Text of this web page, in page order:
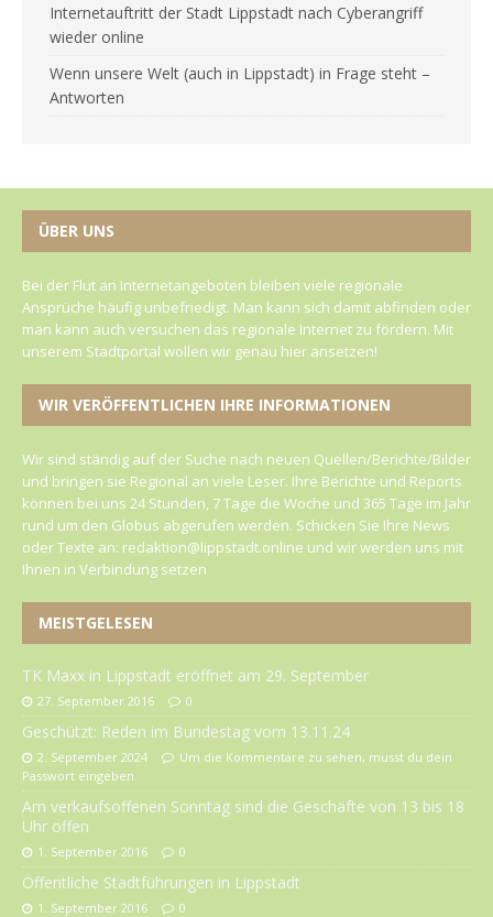
Internetauftritt der Stadt Lippstadt nach Cyberangriff
wieder online
Wenn unsere Welt (auch in Lippstadt) in Frage steht –
Antworten
ÜBER UNS
Bei der Flut an Internetangeboten bleiben viele regionale
Ansprüche häufig unbefriedigt. Man kann sich damit abfinden oder
man kann auch versuchen das regionale Internet zu fördern. Mit
unserem Stadtportal wollen wir genau hier ansetzen!
WIR VERÖFFENTLICHEN IHRE INFORMATIONEN
Wir sind ständig auf der Suche nach neuen Quellen/Berichte/Bilder
und bringen sie Regional an viele Leser. Ihre Berichte und Reports
können bei uns 24 Stunden, 7 Tage die Woche und 365 Tage im Jahr
rund um den Globus abgerufen werden. Schicken Sie Ihre News
oder Texte an: redaktion@lippstadt.online und wir werden uns mit
Ihnen in Verbindung setzen
MEISTGELESEN
TK Maxx in Lippstadt eröffnet am 29. September
27. September 2016 0
Geschützt: Reden im Bundestag vom 13.11.24
2. September 2024
Um die Kommentare zu sehen, musst du dein
Passwort eingeben.
Am verkaufsoffenen Sonntag sind die Geschäfte von 13 bis 18
Uhr offen
1. September 2016 0
Öffentliche Stadtführungen in Lippstadt
1. September 2016 0